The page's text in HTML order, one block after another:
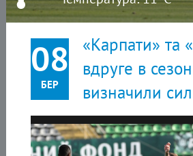
08
БЕР
«Карпати» та
вдруге в
визначили